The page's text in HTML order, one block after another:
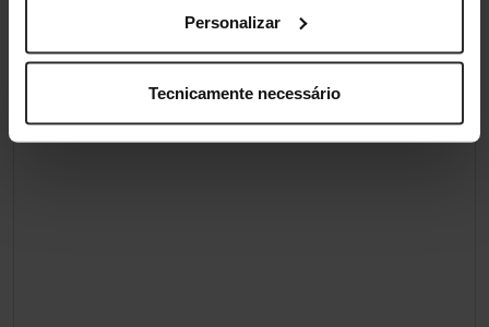
Personalizar
Tecnicamente necessário